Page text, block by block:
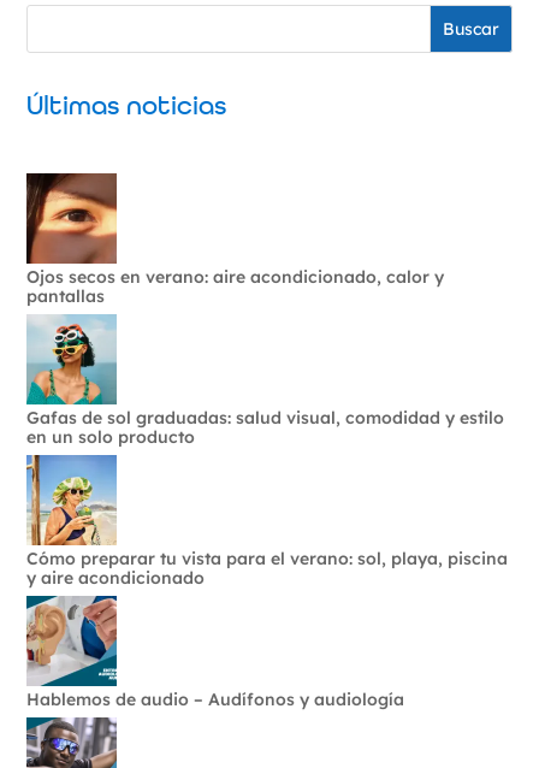
Buscar
Últimas noticias
Ojos secos en verano: aire acondicionado, calor y
pantallas
Gafas de sol graduadas: salud visual, comodidad y estilo
en un solo producto
Cómo preparar tu vista para el verano: sol, playa, piscina
y aire acondicionado
Hablemos de audio – Audífonos y audiología